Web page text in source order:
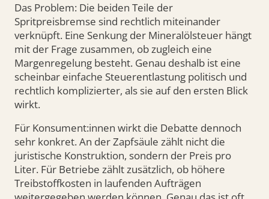
Das Problem: Die beiden Teile der
Spritpreisbremse sind rechtlich miteinander
verknüpft. Eine Senkung der Mineralölsteuer hängt
mit der Frage zusammen, ob zugleich eine
Margenregelung besteht. Genau deshalb ist eine
scheinbar einfache Steuerentlastung politisch und
rechtlich komplizierter, als sie auf den ersten Blick
wirkt.
Für Konsument:innen wirkt die Debatte dennoch
sehr konkret. An der Zapfsäule zählt nicht die
juristische Konstruktion, sondern der Preis pro
Liter. Für Betriebe zählt zusätzlich, ob höhere
Treibstoffkosten in laufenden Aufträgen